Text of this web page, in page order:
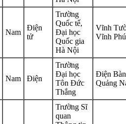
Nam
Điện
tử
Trường
Quốc tế,
Đại học
Quốc gia
Hà Nội
Vĩnh
Vĩnh
Nam Điện
Trường
Đại học
Tôn Đức
Thắng
Điện
Quảng
Trường Sĩ
quan